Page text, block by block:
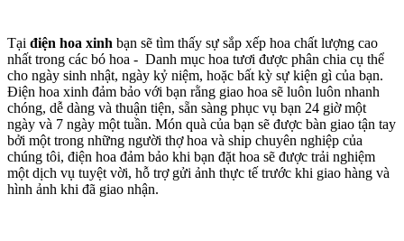
Tại điện hoa xinh bạn sẽ tìm thấy sự sắp xếp hoa chất lượng cao
nhất trong các bó hoa - Danh mục hoa tươi được phân chia cụ thể
cho ngày sinh nhật, ngày kỷ niệm, hoặc bất kỳ sự kiện gì của bạn.
Điện hoa xinh đảm bảo với bạn rằng giao hoa sẽ luôn luôn nhanh
chóng, dễ dàng và thuận tiện, sẵn sàng phục vụ bạn 24 giờ một
ngày và 7 ngày một tuần. Món quà của bạn sẽ được bàn giao tận tay
bởi một trong những người thợ hoa và ship chuyên nghiệp của
chúng tôi, điện hoa đảm bảo khi bạn đặt hoa sẽ được trải nghiệm
một dịch vụ tuyệt vời, hỗ trợ gửi ảnh thực tế trước khi giao hàng và
hình ảnh khi đã giao nhận.